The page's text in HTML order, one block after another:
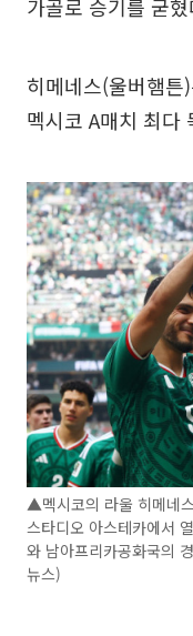
가골로 승기를 굳
히메네스(울버햄튼
멕시코 A매치 최다
▲멕시코의 라울 히메네
스타디오 아스테카에서
와 남아프리카공화국의
뉴스)